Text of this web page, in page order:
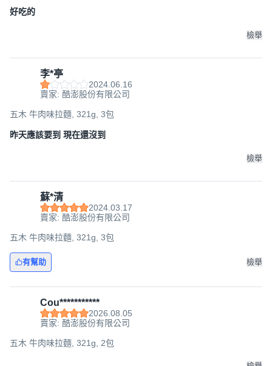
好吃的
檢舉
李*亭
2024.06.16
賣家: 酷澎股份有限公司
五木 牛肉味拉麵, 321g, 3包
昨天應該要到 現在還沒到
檢舉
蘇*清
2024.03.17
賣家: 酷澎股份有限公司
五木 牛肉味拉麵, 321g, 3包
有幫助 檢舉
Cou***********
2026.08.05
賣家: 酷澎股份有限公司
五木 牛肉味拉麵, 321g, 2包